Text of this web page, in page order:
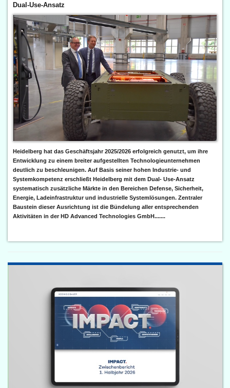
Dual-Use-Ansatz
Heidelberg hat das Geschäftsjahr 2025/2026 erfolgreich genutzt, um ihre
Entwicklung zu einem breiter aufgestellten Technologieunternehmen
deutlich zu beschleunigen. Auf Basis seiner hohen Industrie- und
Systemkompetenz erschließt Heidelberg mit dem Dual- Use-Ansatz
systematisch zusätzliche Märkte in den Bereichen Defense, Sicherheit,
Energie, Ladeinfrastruktur und industrielle Systemlösungen. Zentraler
Baustein dieser Ausrichtung ist die Bündelung aller entsprechenden
Aktivitäten in der HD Advanced Technologies GmbH.......